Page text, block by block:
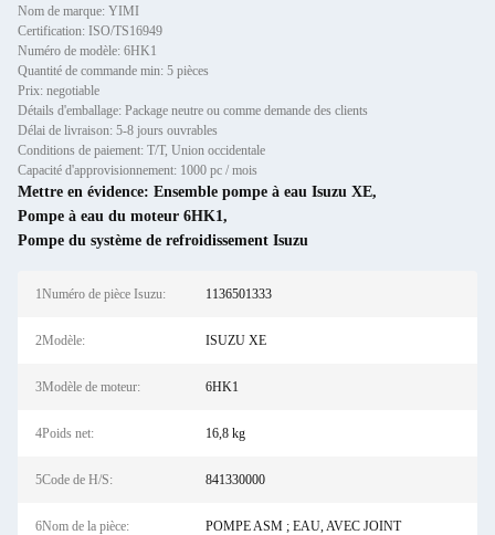
Nom de marque: YIMI
Certification: ISO/TS16949
Numéro de modèle: 6HK1
Quantité de commande min: 5 pièces
Prix: negotiable
Détails d'emballage: Package neutre ou comme demande des clients
Délai de livraison: 5-8 jours ouvrables
Conditions de paiement: T/T, Union occidentale
Capacité d'approvisionnement: 1000 pc / mois
Mettre en évidence: Ensemble pompe à eau Isuzu XE,
Pompe à eau du moteur 6HK1,
Pompe du système de refroidissement Isuzu
1Numéro de pièce Isuzu: 1136501333
2Modèle: ISUZU XE
3Modèle de moteur: 6HK1
4Poids net: 16,8 kg
5Code de H/S: 841330000
6Nom de la pièce: POMPE ASM ; EAU, AVEC JOINT